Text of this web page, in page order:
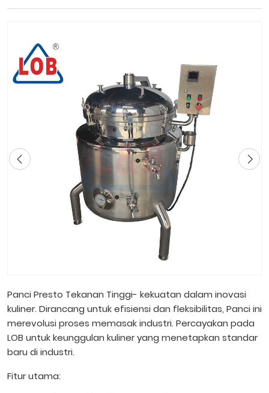
Panci Presto Tekanan Tinggi- kekuatan dalam inovasi
kuliner. Dirancang untuk efisiensi dan fleksibilitas, Panci ini
merevolusi proses memasak industri. Percayakan pada
LOB untuk keunggulan kuliner yang menetapkan standar
baru di industri.
Fitur utama: